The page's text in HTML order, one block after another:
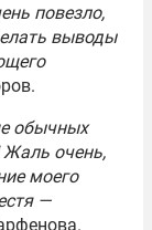
повезло,
выводы
обычных
очень,
моего
—